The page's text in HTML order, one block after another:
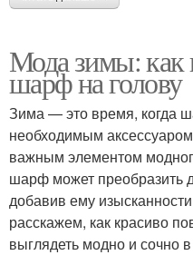
Мода зимы: как
шарф на голову
Зима — это время, когда
необходимым
важным элементом
шарф может преобразить
добавив ему
расскажем, как красиво
выглядеть модно и сочно